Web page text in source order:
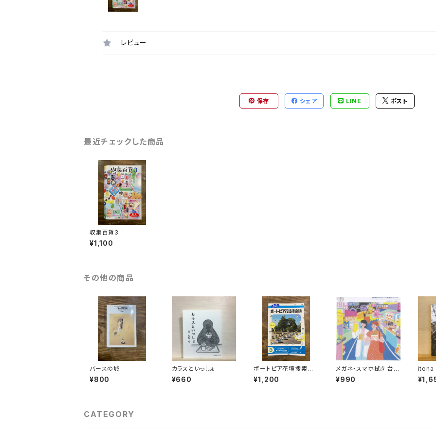
レビュー
保存 シェア LINE ポスト
最近チェックした商品
収集百貨3
¥1,100
その他の商品
パースの城
¥800
カラスといっしょ
¥660
ポートピア花壇捜索隊v
ol.3
¥1,200
メガネ・スマホ拭き 台湾
の風景（ナイトマーケッ
ト）
¥990
itona
CATEGORY